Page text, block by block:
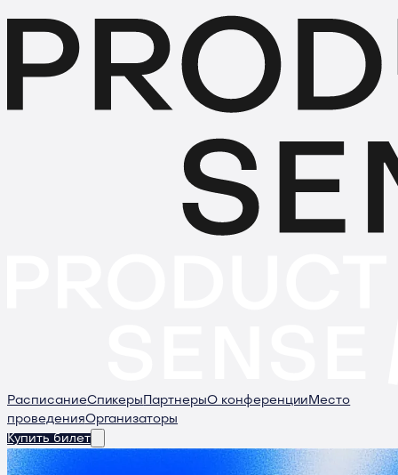
РасписаниеСпикеры ПартнерыО конференции Место
проведенияОрганизаторы
Купить билет